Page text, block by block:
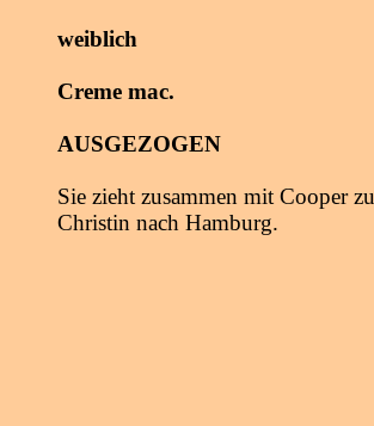
weiblich
Creme mac.
AUSGEZOGEN
Sie zieht zusammen mit Cooper zu
Christin nach Hamburg.